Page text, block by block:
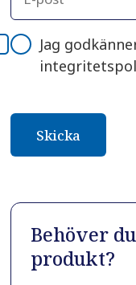
Jag
Behöver
produkt?